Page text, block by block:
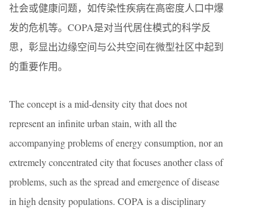
社会或健康问题，如传染性疾病在高密度人口中爆
发的危机等。COPA是对当代居住模式的科学反
思，彰显出边缘空间与公共空间在微型社区中起到
的重要作用。
The concept is a mid-density city that does not
represent an infinite urban stain, with all the
accompanying problems of energy consumption, nor an
extremely concentrated city that focuses another class of
problems, such as the spread and emergence of disease
in high density populations. COPA is a disciplinary